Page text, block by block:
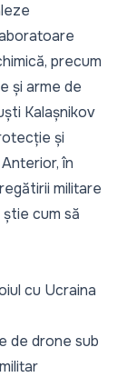
precum
și arme de
Kalașnikov
și
în
militare
știe cum să
cu Ucraina
de drone sub